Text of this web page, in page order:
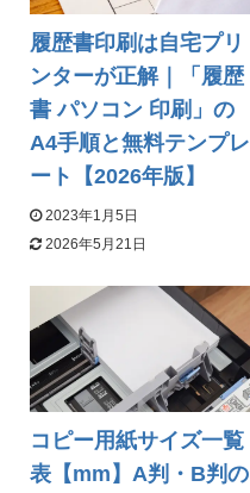
履歴書印刷は自宅プリ
ンターが正解｜「履歴
書 パソコン 印刷」の
A4手順と無料テンプレ
ート【2026年版】
2023年1月5日
2026年5月21日
コピー用紙サイズ一覧
表【mm】A判・B判の